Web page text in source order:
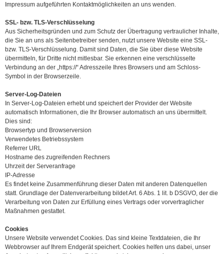
Impressum aufgeführten Kontaktmöglichkeiten an uns wenden.
SSL- bzw. TLS-Verschlüsselung
Aus Sicherheitsgründen und zum Schutz der Übertragung vertraulicher Inhalte,
die Sie an uns als Seitenbetreiber senden, nutzt unsere Website eine SSL-
bzw. TLS-Verschlüsselung. Damit sind Daten, die Sie über diese Website
übermitteln, für Dritte nicht mitlesbar. Sie erkennen eine verschlüsselte
Verbindung an der „https://“ Adresszeile Ihres Browsers und am Schloss-
Symbol in der Browserzeile.
Server-Log-Dateien
In Server-Log-Dateien erhebt und speichert der Provider der Website
automatisch Informationen, die Ihr Browser automatisch an uns übermittelt.
Dies sind:
Browsertyp und Browserversion
Verwendetes Betriebssystem
Referrer URL
Hostname des zugreifenden Rechners
Uhrzeit der Serveranfrage
IP-Adresse
Es findet keine Zusammenführung dieser Daten mit anderen Datenquellen
statt. Grundlage der Datenverarbeitung bildet Art. 6 Abs. 1 lit. b DSGVO, der die
Verarbeitung von Daten zur Erfüllung eines Vertrags oder vorvertraglicher
Maßnahmen gestattet.
Cookies
Unsere Website verwendet Cookies. Das sind kleine Textdateien, die Ihr
Webbrowser auf Ihrem Endgerät speichert. Cookies helfen uns dabei, unser